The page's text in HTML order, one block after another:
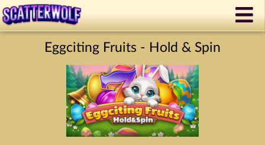
Eggciting Fruits - Hold & Spin